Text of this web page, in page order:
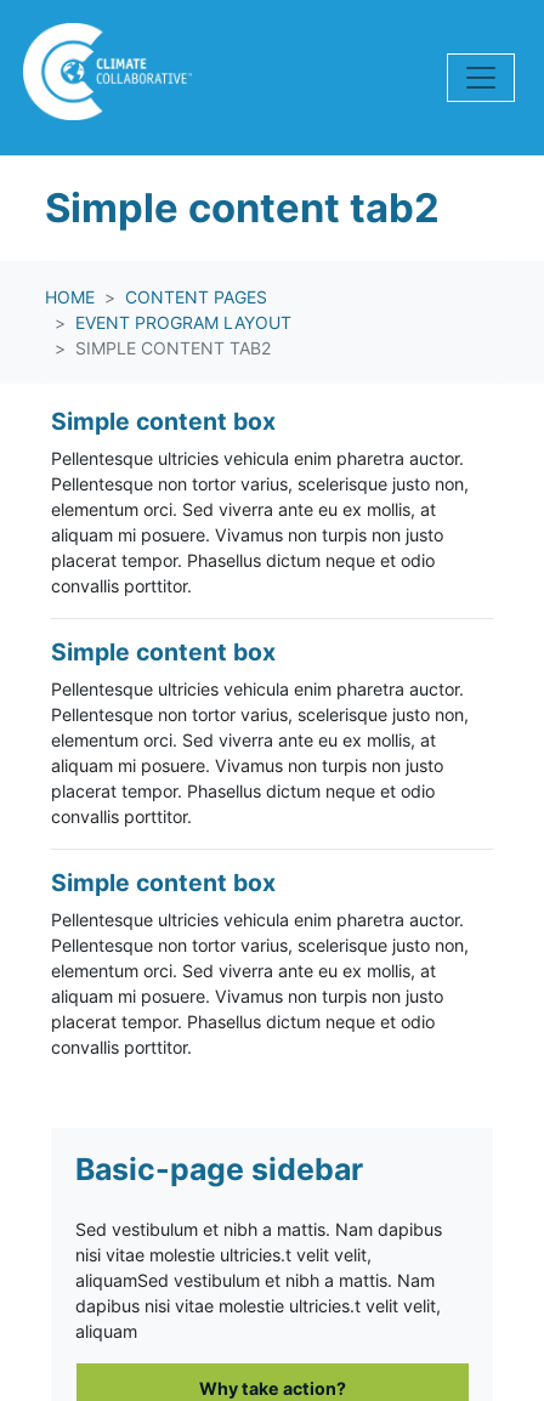
Simple content tab2
HOME
CONTENT PAGES
EVENT PROGRAM LAYOUT
SIMPLE CONTENT TAB2
Simple content box
Pellentesque ultricies vehicula enim pharetra auctor.
Pellentesque non tortor varius, scelerisque justo non,
elementum orci. Sed viverra ante eu ex mollis, at
aliquam mi posuere. Vivamus non turpis non justo
placerat tempor. Phasellus dictum neque et odio
convallis porttitor.
Simple content box
Pellentesque ultricies vehicula enim pharetra auctor.
Pellentesque non tortor varius, scelerisque justo non,
elementum orci. Sed viverra ante eu ex mollis, at
aliquam mi posuere. Vivamus non turpis non justo
placerat tempor. Phasellus dictum neque et odio
convallis porttitor.
Simple content box
Pellentesque ultricies vehicula enim pharetra auctor.
Pellentesque non tortor varius, scelerisque justo non,
elementum orci. Sed viverra ante eu ex mollis, at
aliquam mi posuere. Vivamus non turpis non justo
placerat tempor. Phasellus dictum neque et odio
convallis porttitor.
Basic-page sidebar
Sed vestibulum et nibh a mattis. Nam dapibus
nisi vitae molestie ultricies.t velit velit,
aliquamSed vestibulum et nibh a mattis. Nam
dapibus nisi vitae molestie ultricies.t velit velit,
aliquam
Why take action?